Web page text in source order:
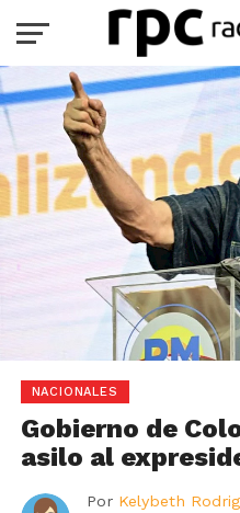
NACIONALES
Gobierno de
asilo al
Por Kelybeth